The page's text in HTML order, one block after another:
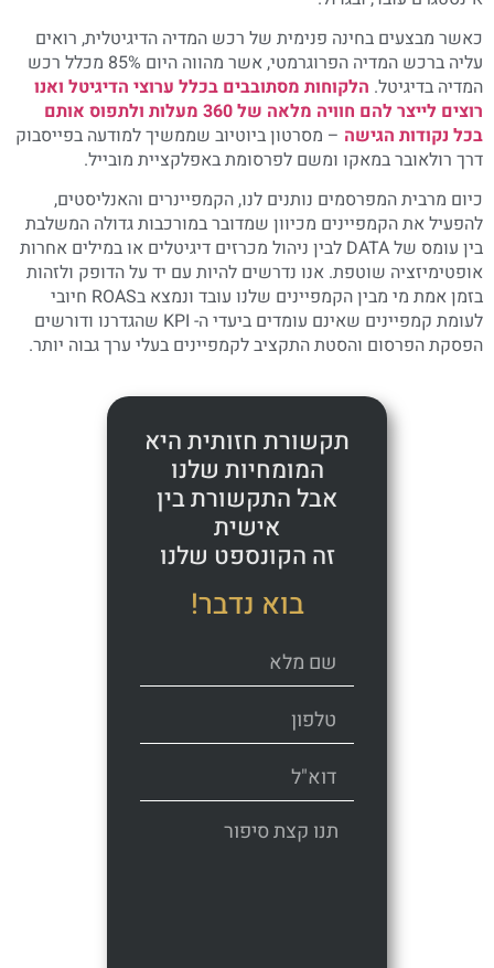
כאשר מבצעים בחינה פנימית של רכש המדיה הדיגיטלית, רואים
עליה ברכש המדיה הפרוגרמטי, אשר מהווה היום 85% מכלל רכש
המדיה בדיגיטל. הלקוחות מסתובבים בכלל ערוצי הדיגיטל ואנו
רוצים לייצר להם חוויה מלאה של 360 מעלות ולתפוס אותם
בכל נקודות הגישה – מסרטון ביוטיוב שממשיך למודעה בפייסבוק
דרך רולאובר במאקו ומשם לפרסומת באפלקציית מובייל.
כיום מרבית המפרסמים נותנים לנו, הקמפיינרים והאנליסטים,
להפעיל את הקמפיינים מכיוון שמדובר במורכבות גדולה המשלבת
בין עומס של DATA לבין ניהול מכרזים דיגיטלים או במילים אחרות
אופטימיזציה שוטפת. אנו נדרשים להיות עם יד על הדופק ולזהות
בזמן אמת מי מבין הקמפיינים שלנו עובד ונמצא בROAS חיובי
לעומת קמפיינים שאינם עומדים ביעדי ה- KPI שהגדרנו ודורשים
הפסקת הפרסום והסטת התקציב לקמפיינים בעלי ערך גבוה יותר.
תקשורת חזותית היא
המומחיות שלנו
אבל התקשורת בין
אישית
זה הקונספט שלנו
בוא נדבר!